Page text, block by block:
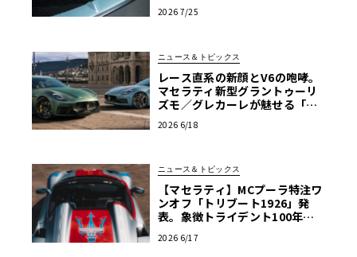
2026 7/25
ニュース＆トピックス
レース直系の新顔とV6の咆哮。
マセラティ新型グラントゥーリ
ズモ／グレカーレが魅せる「気
2026 6/18
ニュース＆トピックス
【マセラティ】MCプーラ特注ワ
ンオフ「トリブート1926」発
表。象徴トライデント100年の
2026 6/17